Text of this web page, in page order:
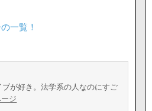
一覧！
が好き。法学系の人なのにすご
ジ